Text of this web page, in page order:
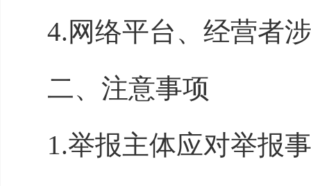
4.网络平台、经营者
二、注意事项
1.举报主体应对举报